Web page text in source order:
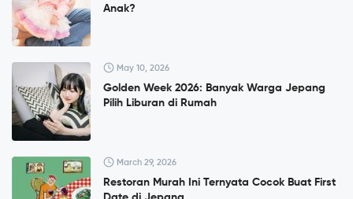
Anak?
May 10, 2026
Golden Week 2026: Banyak Warga Jepang
Pilih Liburan di Rumah
March 29, 2026
Restoran Murah Ini Ternyata Cocok Buat First